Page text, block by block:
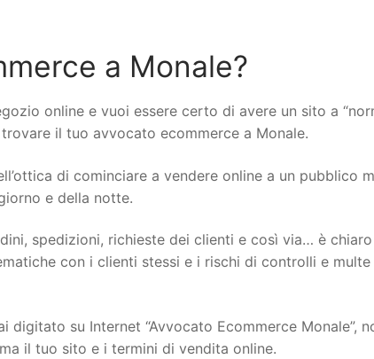
a Monale?
online e vuoi essere certo di avere un sito a
il tuo avvocato ecommerce a Monale.
di cominciare a vendere online a un pubblico
e della notte.
spedizioni, richieste dei clienti e così via… è
con i clienti stessi e i rischi di controlli e multe
su Internet “Avvocato Ecommerce Monale”,
il tuo sito e i termini di vendita online.